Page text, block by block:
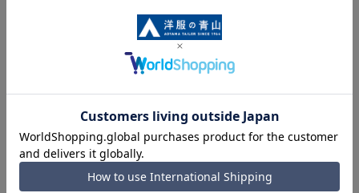
[76]ウエスト:78cm ヒップ:95.8cm 股上:22cm 股下:91cm 渡
[79]ウエスト:81cm ヒップ:98.8cm 股上:22.5cm 股下:91cm
[82]ウエスト:84cm ヒップ:101.8cm 股上:23cm 股下:91cm
渡り幅:34cm
[85]ウエスト:87cm ヒップ:104.8cm 股上:23.5cm 股下:91cm
渡り幅:34.9cm
[88]ウエスト:90cm ヒップ:107.8cm 股上:24cm 股下:91cm